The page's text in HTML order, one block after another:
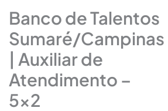
Banco de Talentos
Sumaré/Campinas
| Auxiliar de
Atendimento –
5×2